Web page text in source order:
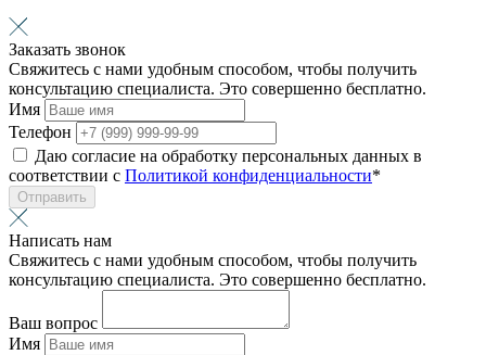
Заказать звонок
Свяжитесь с нами удобным способом, чтобы получить
консультацию специалиста. Это совершенно бесплатно.
Имя
Телефон
Даю согласие на обработку персональных данных в
соответствии с Политикой конфиденциальности*
Отправить
Написать нам
Свяжитесь с нами удобным способом, чтобы получить
консультацию специалиста. Это совершенно бесплатно.
Ваш вопрос
Имя